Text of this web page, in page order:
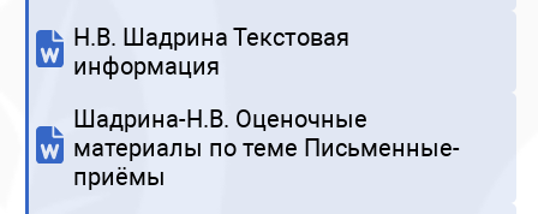
Н.В. Шадрина Текстовая
информация
Шадрина-Н.В. Оценочные
материалы по теме Письменные-
приёмы